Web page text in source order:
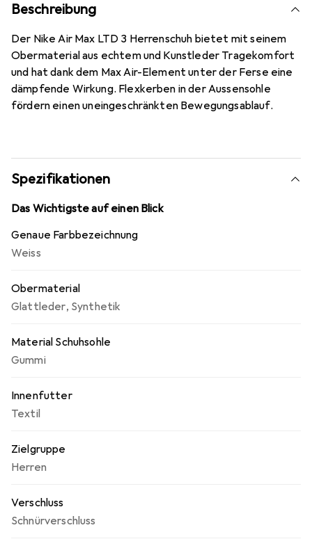
Beschreibung
Der Nike Air Max LTD 3 Herrenschuh bietet mit seinem
Obermaterial aus echtem und Kunstleder Tragekomfort
und hat dank dem Max Air-Element unter der Ferse eine
dämpfende Wirkung. Flexkerben in der Aussensohle
fördern einen uneingeschränkten Bewegungsablauf.
Spezifikationen
Das Wichtigste auf einen Blick
Genaue Farbbezeichnung
Weiss
Obermaterial
Glattleder, Synthetik
Material Schuhsohle
Gummi
Innenfutter
Textil
Zielgruppe
Herren
Verschluss
Schnürverschluss